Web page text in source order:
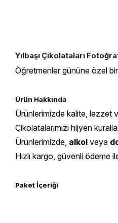
Yılbaşı Çikolataları
Öğretmenler gününe özel
Ürün Hakkında
Ürünlerimizde kalite, lezzet
Çikolatalarımızı hijyen
Ürünlerimizde, alkol veya
Hızlı kargo, güvenli ödeme
Paket İçeriği